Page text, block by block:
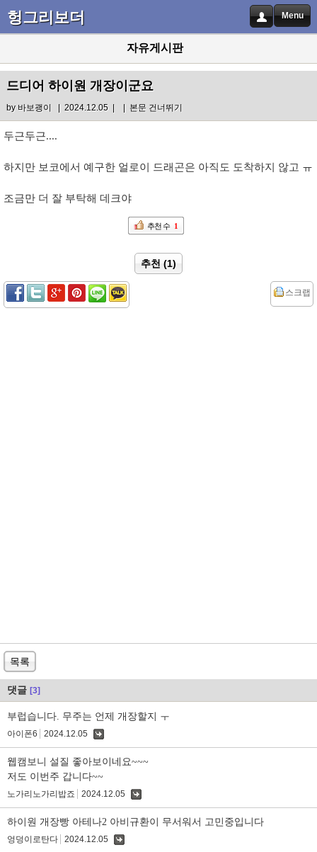
헝그리보더 Menu
자유게시판
드디어 하이원 개장이군요
by 바보괭이 | 2024.12.05 | | 본문 건너뛰기
두근두근....
하지만 보코에서 예구한 얼로이 드래곤은 아직도 도착하지 않고 ㅠ
조금만 더 잘 부탁해 데크야
추천 수 1
추천 (1)
스크랩
목록
댓글 [3]
부럽습니다. 무주는 언제 개장할지 ㅜ
아이폰6 2024.12.05
웹캠보니 설질 좋아보이네요~~~
저도 이번주 갑니다~~
노가리노가리밥죠 2024.12.05
하이원 개장빵 아테나2 아비규환이 무서워서 고민중입니다
엉덩이로탄다 2024.12.05